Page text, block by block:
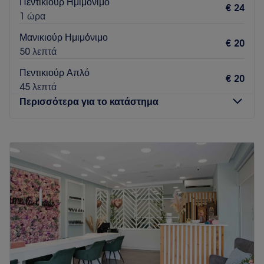
1 ώρα
€ 24
Μανικιούρ Ημιμόνιμο
50 λεπτά
€ 20
Πεντικιούρ Απλό
45 λεπτά
€ 20
Περισσότερα για το κατάστημα
10:00–
Τετάρτη
10:00–16:00
Πέμπτη
10:00–20:00
Παρασκευή
10:00–20:00
Σάββατο
10:00–15:00
Κυριακή
Κλειστό
Στο χώρο μας, στην Πανόρμου, η περιποίηση άκρων
μετατρέπεται σε μια μοναδική εμπειρία χαλάρωσης και